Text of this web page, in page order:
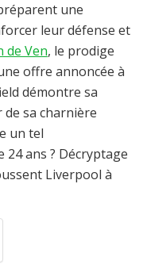
une
leur défense et
de Ven, le prodige
offre annoncée à
démontre sa
de sa charnière
un tel
ans ? Décryptage
Liverpool à